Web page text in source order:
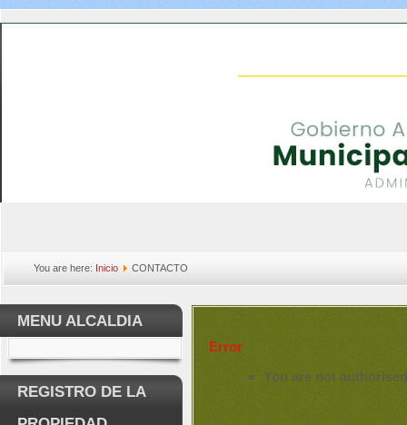
You are here: Inicio CONTACTO
MENU ALCALDIA
REGISTRO DE LA
Error
You are not